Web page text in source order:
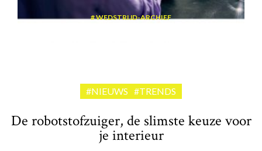
WEDSTRIJD-ARCHIEF
#NIEUWS #TRENDS
De robotstofzuiger, de slimste keuze voor
je interieur